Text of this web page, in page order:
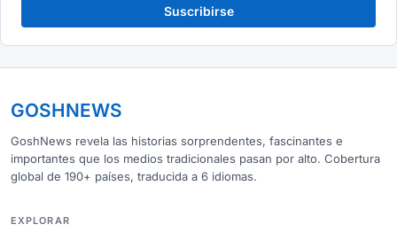
Suscribirse
GOSHNEWS
GoshNews revela las historias sorprendentes, fascinantes e
importantes que los medios tradicionales pasan por alto. Cobertura
global de 190+ países, traducida a 6 idiomas.
EXPLORAR